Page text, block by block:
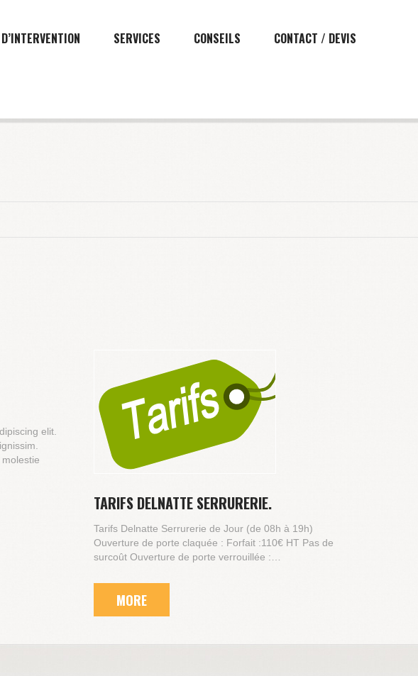
SERVICES CONSEILS CONTACT / DEVIS
elit.
TARIFS DELNATTE SERRURERIE.
Tarifs Delnatte Serrurerie de Jour (de 08h à 19h)
Ouverture de porte claquée : Forfait :110€ HT Pas de
surcoût Ouverture de porte verrouillée :…
MORE